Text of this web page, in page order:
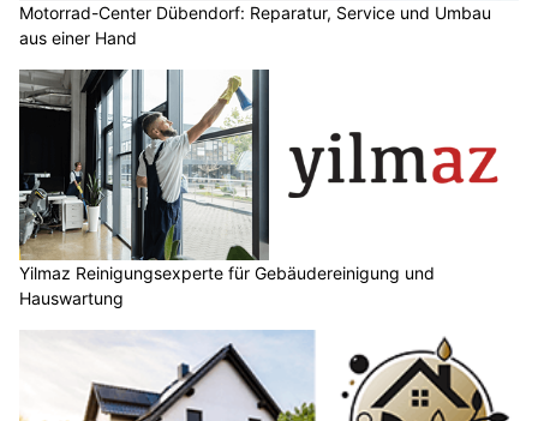
Motorrad-Center Dübendorf: Reparatur, Service und Umbau
aus einer Hand
Yilmaz Reinigungsexperte für Gebäudereinigung und
Hauswartung